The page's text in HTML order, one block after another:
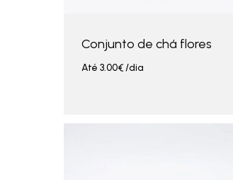
Conjunto de chá flores
Até 3.00€/dia